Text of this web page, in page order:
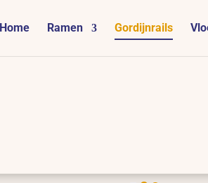
Home Ramen Gordijnrails